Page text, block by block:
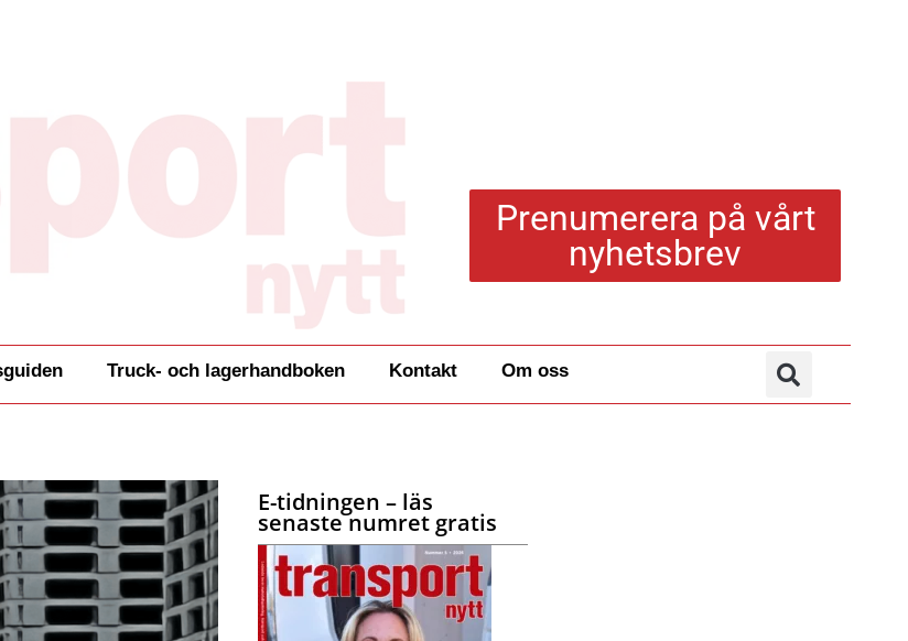
Prenumerera på vårt
nyhetsbrev
Truck- och lagerhandboken Kontakt Om oss
E-tidningen – läs
senaste numret gratis